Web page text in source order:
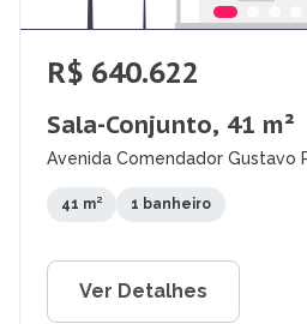
R$ 640.622
Sala-Conjunto, 41 m²
Avenida Comendador Gustavo
41 m² 1 banheiro
Ver Detalhes